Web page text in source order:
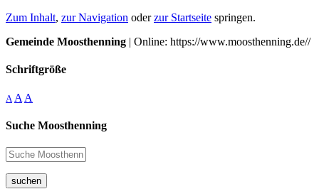
Zum Inhalt, zur Navigation oderzur Startseite springen.
Gemeinde Moosthenning | Online: https://www.moosthenning.de//
Schriftgröße
A A A
Suche Moosthenning
suchen